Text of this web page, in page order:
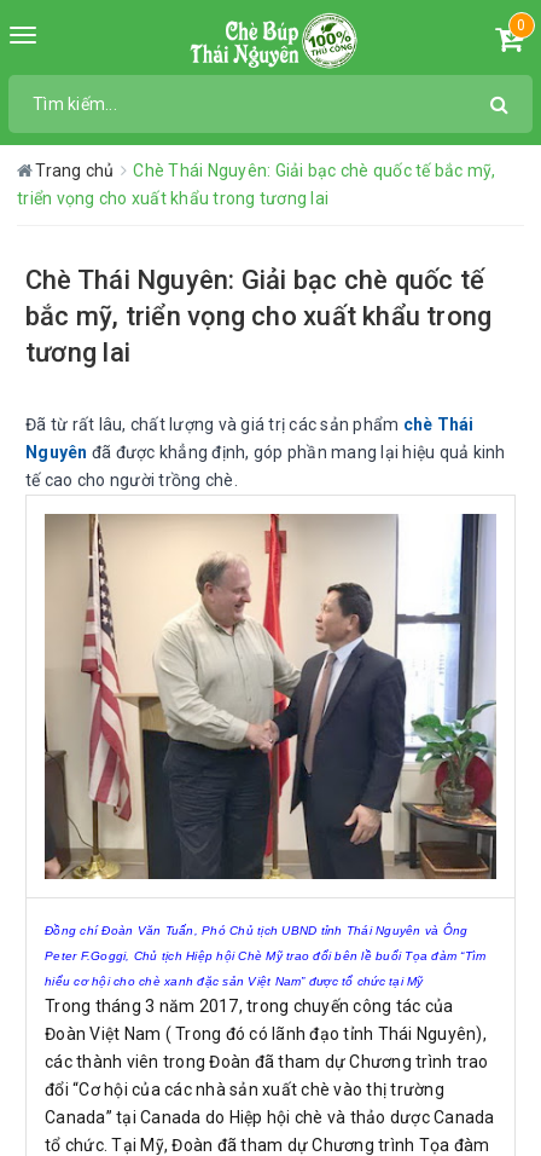
Toggle
0
Trang chủ
Chè Thái Nguyên: Giải bạc chè quốc tế bắc mỹ,
triển vọng cho xuất khẩu trong tương lai
Chè Thái Nguyên: Giải bạc chè quốc tế
bắc mỹ, triển vọng cho xuất khẩu trong
tương lai
Đã từ rất lâu, chất lượng và giá trị các sản phẩm chè Thái
Nguyên đã được khẳng định, góp phần mang lại hiệu quả kinh
tế cao cho người trồng chè.
Đồng chí Đoàn Văn Tuấn, Phó Chủ tịch UBND tỉnh Thái Nguyên và Ông
Peter F.Goggi, Chủ tịch Hiệp hội Chè Mỹ trao đổi bên lề buổi Tọa đàm “Tìm
hiểu cơ hội cho chè xanh đặc sản Việt Nam” được tổ chức tại Mỹ
Trong tháng 3 năm 2017, trong chuyến công tác của
Đoàn Việt Nam ( Trong đó có lãnh đạo tỉnh Thái Nguyên),
các thành viên trong Đoàn đã tham dự Chương trình trao
đổi “Cơ hội của các nhà sản xuất chè vào thị trường
Canada” tại Canada do Hiệp hội chè và thảo dược Canada
tổ chức. Tại Mỹ, Đoàn đã tham dự Chương trình Tọa đàm